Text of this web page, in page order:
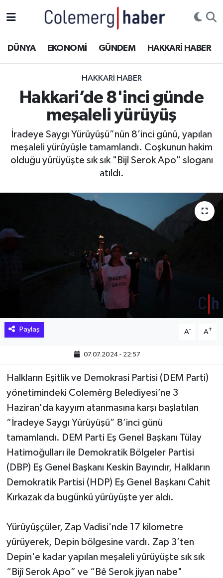
DÜNYA EKONOMİ GÜNDEM HAKKARİ HABER
HAKKARI HABER
Hakkari’de 8'inci günde
meşaleli yürüyüş
İradeye Saygı Yürüyüşü”nün 8’inci günü, yapılan
meşaleli yürüyüşle tamamlandı. Coşkunun hakim
olduğu yürüyüşte sık sık "Bijî Serok Apo" sloganı
atıldı.
Paylaş A- A+
07.07.2024 - 22:57
Halkların Eşitlik ve Demokrasi Partisi (DEM Parti)
yönetimindeki Colemêrg Belediyesi’ne 3
Haziran'da kayyım atanmasına karşı başlatılan
“İradeye Saygı Yürüyüşü” 8’inci günü
tamamlandı. DEM Parti Eş Genel Başkanı Tülay
Hatimoğulları ile Demokratik Bölgeler Partisi
(DBP) Eş Genel Başkanı Keskin Bayındır, Halkların
Demokratik Partisi (HDP) Eş Genel Başkanı Cahit
Kırkazak da bugünkü yürüyüşte yer aldı.
Yürüyüşçüler, Zap Vadisi'nde 17 kilometre
yürüyerek, Depin bölgesine vardı. Zap 3’ten
Depin'e kadar yapılan meşaleli yürüyüşte sık sık
“Bijî Serok Apo” ve “Bê Serok jiyan nabe"
ASAYİŞ
DOĞA
DÜNYA
EĞİTİM
İLGİNÇ HABERLER
KÜLTÜR SANAT
POLİTİKA
REKLAM
SİYASET
SPOR
TEKNOLOJİ
YAŞAM
Hakkâri Hava Durumu
Hakkari Namaz Vakitleri
Hakkâri Trafik Yoğunluk Haritası
Süper Lig Puan Durumu ve Fikstür
Tüm Manşetler